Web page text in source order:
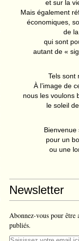
et sur la
Mais également
économiques,
de
qui sont
autant de «
Tels sont
À l’image de
nous les voulons
le soleil
Bienvenue
pour un
ou une
Newsletter
Abonnez-vous pour être
publiés.